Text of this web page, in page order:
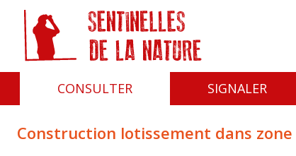
CONSULTER SIGNALER
Construction lotissement dans zone
Panneau de gestion des cookies